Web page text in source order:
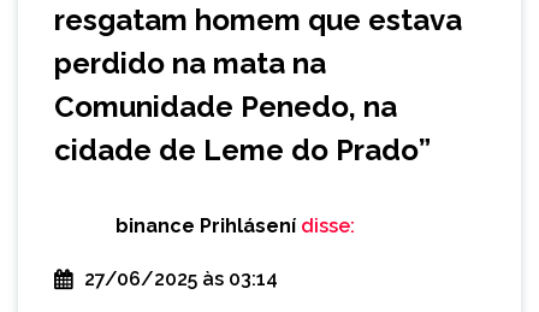
resgatam homem que estava
perdido na mata na
Comunidade Penedo, na
cidade de Leme do Prado”
binance Prihlásení disse:
27/06/2025 às 03:14